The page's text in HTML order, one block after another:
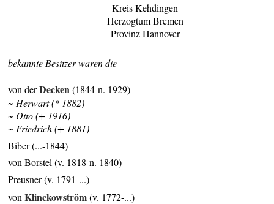
Kreis Kehdingen
Herzogtum Bremen
Provinz Hannover
bekannte Besitzer waren die
von derDecken(1844-n. 1929)
~ Herwart (* 1882)
~ Otto (+ 1916)
~ Friedrich (+ 1881)
Biber (...-1844)
von Borstel (v. 1818-n. 1840)
Preusner (v. 1791-...)
vonKlinckowström(v. 1772-...)